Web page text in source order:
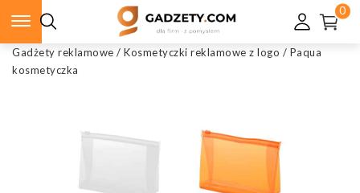
0
Gadżety reklamowe / Kosmetyczki reklamowe z logo / Paqua
kosmetyczka